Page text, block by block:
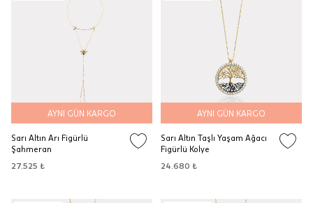
AYNI GÜN KARGO
Sarı Altın Arı Figürlü
Şahmeran
27.525 ₺
AYNI GÜN KARGO
Sarı Altın Taşlı Yaşam Ağacı
Figürlü Kolye
24.680 ₺